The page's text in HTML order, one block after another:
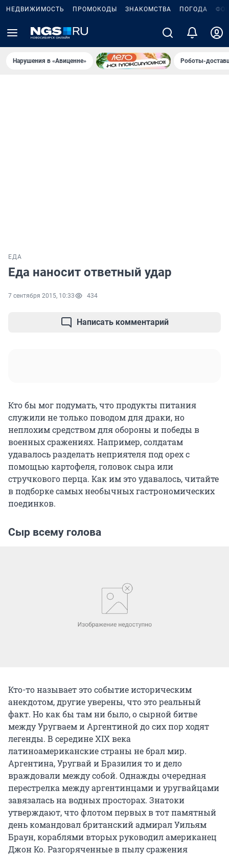
НЕДВИЖИМОСТЬ ПРОМОКОДЫ ЗНАКОМСТВА ПОГОДА
Нарушения в «Авиценне» Роботы-
ЕДА
Еда наносит ответный удар
7 сентября 2015, 10:33 434
Написать комментарий
Кто бы мог подумать, что продукты питания
служили не только поводом для драки, но
неплохим средством для обороны и победы в
военных сражениях. Например, солдатам
удавалось разделать неприятеля под орех с
помощью картофеля, головок сыра или
стручкового перца. Как им это удавалось, читайте
в подборке самых необычных гастрономических
поединков.
Сыр всему голова
Кто-то называет это событие историческим
анекдотом, другие уверены, что это реальный
факт. Но как бы там ни было, о сырной битве
между Уругваем и Аргентиной до сих пор ходят
легенды. В середине XIX века
латиноамериканские страны не брал мир.
Аргентина, Уругвай и Бразилия то и дело
враждовали между собой. Однажды очередная
перестрелка между аргентинцами и уругвайцами
завязалась на водных просторах. Знатоки
утверждают, что флотом первых в тот памятный
день командовал британский адмирал Уильям
Браун, кораблями вторых руководил американец
Джон Ко. Разгоряченные в пылу сражения